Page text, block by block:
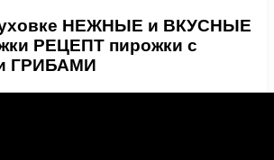
НЕЖНЫЕ и ВКУСНЫЕ
РЕЦЕПТ пирожки с
ГРИБАМИ